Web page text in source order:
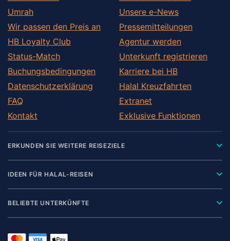
Umrah
Wir passen den Preis an
HB Loyalty Club
Status-Match
Buchungsbedingungen
Datenschutzerklärung
FAQ
Kontakt
Unsere e-News
Pressemitteilungen
Agentur werden
Unterkunft registrieren
Karriere bei HB
Halal Kreuzfahrten
Extranet
Exklusive Funktionen
ERKUNDEN SIE WEITERE REISEZIELE
IDEEN FÜR HALAL-REISEN
BELIEBTE UNTERKÜNFTE